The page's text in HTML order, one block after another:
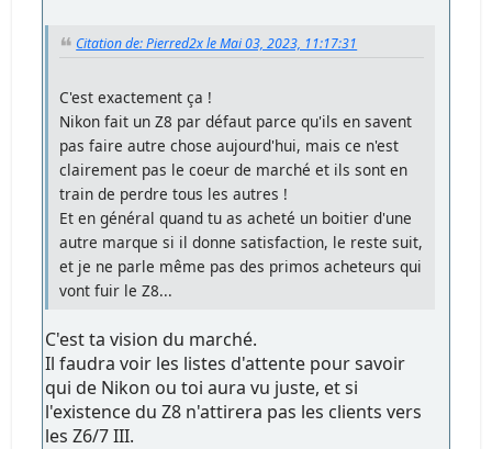
Citation de: Pierred2x le Mai 03, 2023, 11:17:31
C'est exactement ça !
Nikon fait un Z8 par défaut parce qu'ils en savent
pas faire autre chose aujourd'hui, mais ce n'est
clairement pas le coeur de marché et ils sont en
train de perdre tous les autres !
Et en général quand tu as acheté un boitier d'une
autre marque si il donne satisfaction, le reste suit,
et je ne parle même pas des primos acheteurs qui
vont fuir le Z8...
C'est ta vision du marché.
Il faudra voir les listes d'attente pour savoir
qui de Nikon ou toi aura vu juste, et si
l'existence du Z8 n'attirera pas les clients vers
les Z6/7 III.